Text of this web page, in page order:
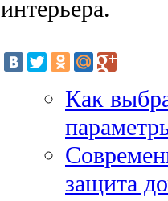
интерьера.
Как
защита